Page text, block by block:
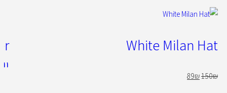
White Milan Hat
150₪
89₪